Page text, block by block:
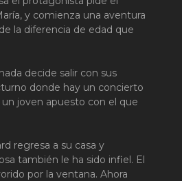
y comienza una aventura
la diferencia de edad que
decide salir con sus
donde hay un concierto
joven apuesto con el que
regresa a su casa y
también le ha sido infiel. El
por la ventana. Ahora